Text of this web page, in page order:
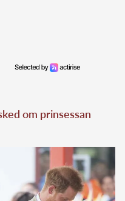
om prinsessan